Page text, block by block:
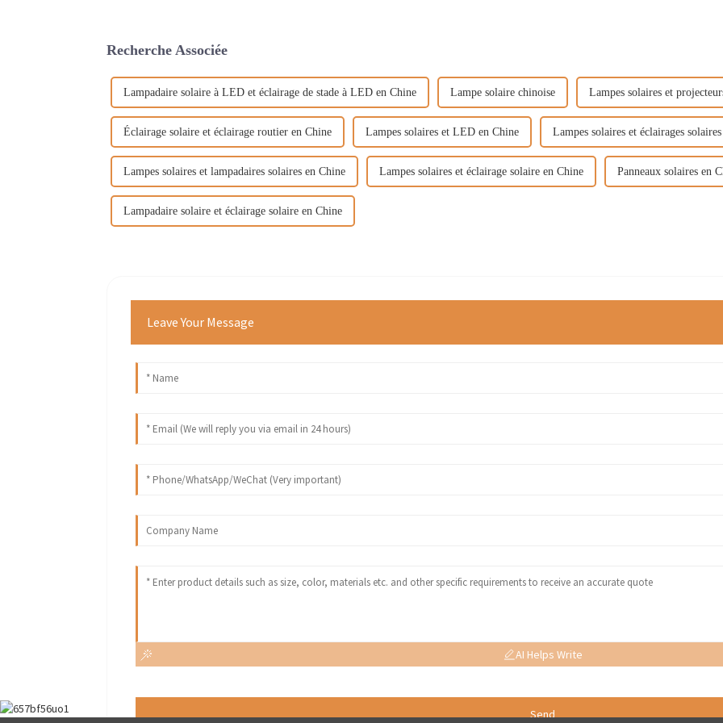
Recherche Associée
Lampadaire solaire à LED et éclairage de stade à LED en Chine Lampe solaire chinoise Lampes solaires et
Éclairage solaire et éclairage routier en Chine Lampes solaires et LED en Chine Lampes solaires et éclairages
Lampes solaires et lampadaires solaires en Chine Lampes solaires et éclairage solaire en Chine Panneaux solaires en
Lampadaire solaire et éclairage solaire en Chine
Leave Your Message
AI Helps Write
Send